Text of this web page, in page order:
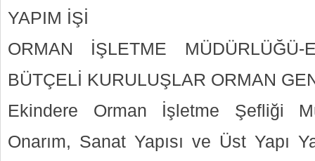
YAPIM İŞİ
ORMAN İŞLETME
BÜTÇELİ KURULUŞLAR ORMAN
Ekindere Orman İşletme Şefliği
Onarım, Sanat Yapısı ve Üst Yapı